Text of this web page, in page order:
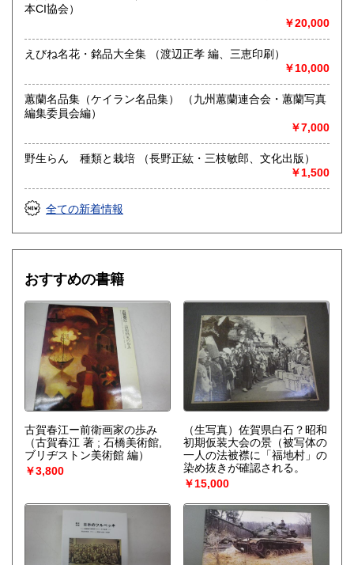
沿線名：JR佐賀駅が便利です(鍋島駅から徒歩は少し不便で
最寄駅：JR佐賀駅よりタクシー15分JR佐賀駅よりタクシー
15分(久保田タクシー0952-29-4141は「マリトピアの近くの
洋学堂書店へ」だけで通じます。市内は駅やホテルへ呼びつ
け可能)
営業時間：年末年始変わらず営業します。朝9:00-夜18:00(ご
連絡次第で20:00まで可能)
定休日：基本的に年中無休(不定期に臨時休業もありご来店は
ます)
書籍の買取について
どうぞお気軽にご相談ください。大量の場合は全国どこでも
出張します。作業はすべて当方が行います。現状のままお呼
びつけください。コレクションの買取経験豊富です。ご納得
す(詳細はご住所お名前とともにご連絡ください。匿名・ご住
所不詳の場合はお返事できません)。
取り扱い分野
総記、哲学宗教、歴史、社会科学、自然科学、美術工芸、国
語国文、外国文学、古典籍、近代文献、趣味、外国書、サブ
カルチャー、古書一般（その他）
本CI協会）
￥20,000
えびね名花・銘品大全集 （渡辺正孝 編、三恵印刷）
￥10,000
蕙蘭名品集（ケイラン名品集） （九州蕙蘭連合会・蕙蘭写真
編集委員会編）
￥7,000
野生らん 種類と栽培 （長野正紘・三枝敏郎、文化出版）
￥1,500
全ての新着情報
おすすめの書籍
古賀春江ー前衛画家の歩み
（古賀春江 著 ; 石橋美術館,
ブリヂストン美術館 編）
￥3,800
（生写真）佐賀県白石？昭和
初期仮装大会の景（被写体の
一人の法被襟に「福地村」の
染め抜きが確認される。
￥15,000